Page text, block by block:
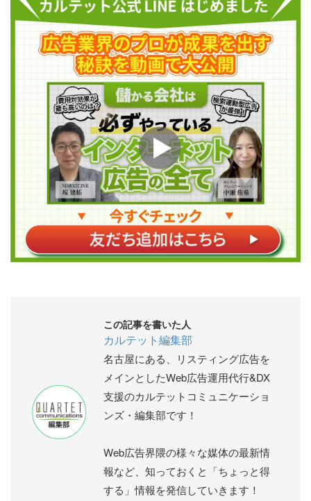
この記事を書いた人
カルテット編集部
名古屋にある、リスティング広告を
メインとしたWeb広告運用代行&DX
支援のカルテットコミュニケーショ
ンズ・編集部です！
Web広告界隈の様々な媒体の最新情
報など、知っておくと「ちょっと得
する」情報を発信していきます！